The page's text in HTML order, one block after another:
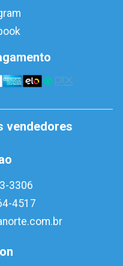
vendedores
3306
4517